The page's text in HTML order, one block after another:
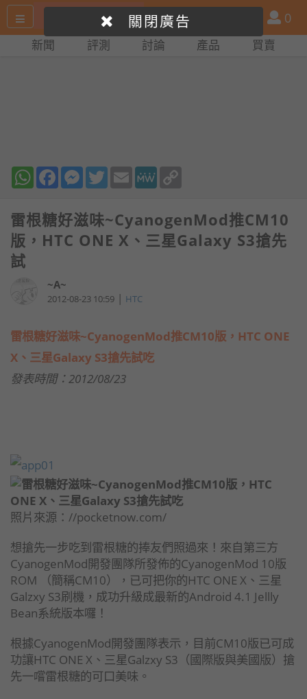
尋
產
品
比
會
員
0
新聞 評測 討論 產品 買賣
WhatsAppFacebookMessenger
TwitterEmail MeWe
雷根糖好滋味~CyanogenMod推CM10
版，HTC ONE X、三星Galaxy S3搶先
試
~A~
2012-08-23 10:59 | HTC
雷根糖好滋味~CyanogenMod推CM10版，HTC ONE
X、三星Galaxy S3搶先試吃
發表時間：2012/08/23
照片來源：//pocketnow.com/
想搶先一步吃到雷根糖的捧友們照過來！來自第三方
CyanogenMod開發團隊所發佈的CyanogenMod 10版
ROM （簡稱CM10），已可把你的HTC ONE X、三星
Galzxy S3刷機，成功升級成最新的Android 4.1 Jellly
Bean系統版本囉！
根據CyanogenMod開發團隊表示，目前CM10版已可成
功讓HTC ONE X、三星Galzxy S3（國際版與美國版）搶
先一嚐雷根糖的可口美味。
關閉廣告